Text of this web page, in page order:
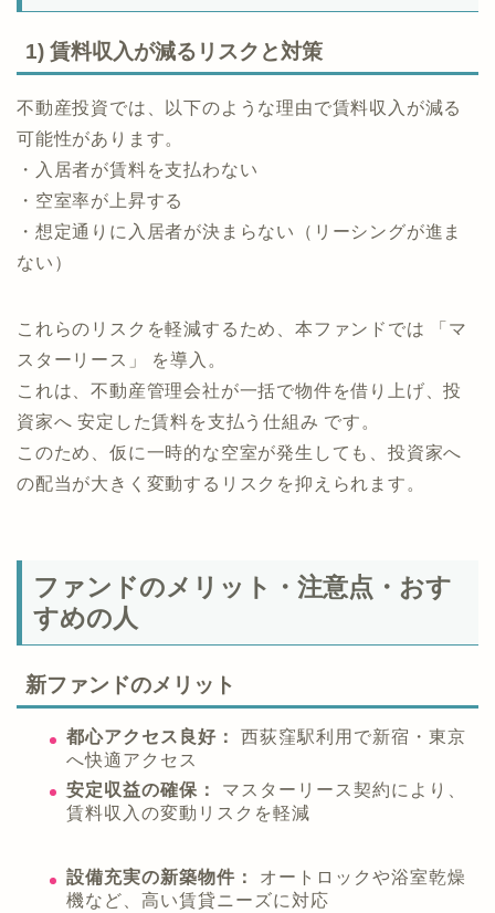
1) 賃料収入が減るリスクと対策
不動産投資では、以下のような理由で賃料収入が減る
可能性があります。
・入居者が賃料を支払わない
・空室率が上昇する
・想定通りに入居者が決まらない（リーシングが進ま
ない）
これらのリスクを軽減するため、本ファンドでは 「マ
スターリース」 を導入。
これは、不動産管理会社が一括で物件を借り上げ、投
資家へ 安定した賃料を支払う仕組み です。
このため、仮に一時的な空室が発生しても、投資家へ
の配当が大きく変動するリスクを抑えられます。
ファンドのメリット・注意点・おす
すめの人
新ファンドのメリット
都心アクセス良好：
西荻窪駅利用で新宿・東京
へ快適アクセス
安定収益の確保：
マスターリース契約により、
賃料収入の変動リスクを軽減
設備充実の新築物件：
オートロックや浴室乾燥
機など、高い賃貸ニーズに対応